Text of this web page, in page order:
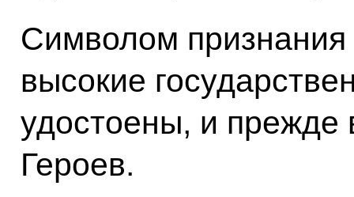
Символом признания
высокие
удостоены, и прежде
Героев.